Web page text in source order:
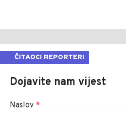
ČITAOCI REPORTERI
Dojavite nam vijest
Naslov *